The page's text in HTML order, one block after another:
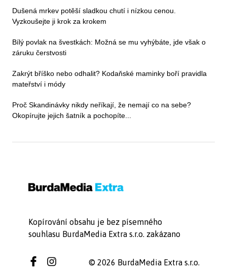
Dušená mrkev potěší sladkou chutí i nízkou cenou.
Vyzkoušejte ji krok za krokem
Bílý povlak na švestkách: Možná se mu vyhýbáte, jde však o
záruku čerstvosti
Zakrýt bříško nebo odhalit? Kodaňské maminky boří pravidla
mateřství i módy
Proč Skandinávky nikdy neříkají, že nemají co na sebe?
Okopírujte jejich šatník a pochopíte...
Kopírování obsahu je bez písemného
souhlasu BurdaMedia Extra s.r.o. zakázano
© 2026 BurdaMedia Extra s.r.o.